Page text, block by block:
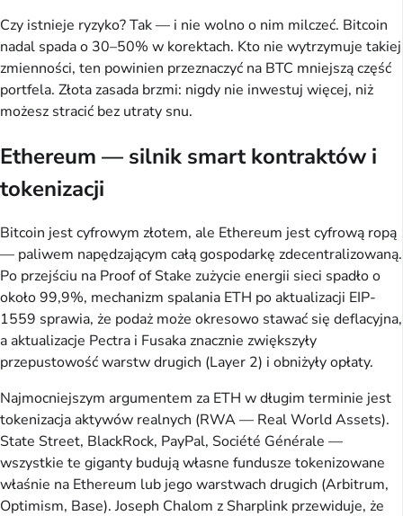
Czy istnieje ryzyko? Tak — i nie wolno o nim milczeć. Bitcoin
nadal spada o 30–50% w korektach. Kto nie wytrzymuje takiej
zmienności, ten powinien przeznaczyć na BTC mniejszą część
portfela. Złota zasada brzmi: nigdy nie inwestuj więcej, niż
możesz stracić bez utraty snu.
Ethereum — silnik smart kontraktów i
tokenizacji
Bitcoin jest cyfrowym złotem, ale Ethereum jest cyfrową ropą
— paliwem napędzającym całą gospodarkę zdecentralizowaną.
Po przejściu na Proof of Stake zużycie energii sieci spadło o
około 99,9%, mechanizm spalania ETH po aktualizacji EIP-
1559 sprawia, że podaż może okresowo stawać się deflacyjna,
a aktualizacje Pectra i Fusaka znacznie zwiększyły
przepustowość warstw drugich (Layer 2) i obniżyły opłaty.
Najmocniejszym argumentem za ETH w długim terminie jest
tokenizacja aktywów realnych (RWA — Real World Assets).
State Street, BlackRock, PayPal, Société Générale —
wszystkie te giganty budują własne fundusze tokenizowane
właśnie na Ethereum lub jego warstwach drugich (Arbitrum,
Optimism, Base). Joseph Chalom z Sharplink przewiduje, że